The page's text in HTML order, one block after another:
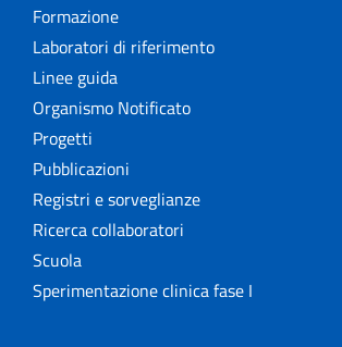
Formazione
Laboratori di riferimento
Linee guida
Organismo Notificato
Progetti
Pubblicazioni
Registri e sorveglianze
Ricerca collaboratori
Scuola
Sperimentazione clinica fase I